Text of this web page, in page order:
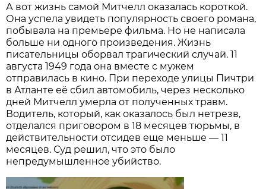
А вот жизнь самой Митчелл оказалась короткой.
Она успела увидеть популярность своего романа,
побывала на премьере фильма. Но не написала
больше ни одного произведения. Жизнь
писательницы оборвал трагический случай. 11
августа 1949 года она вместе с мужем
отправилась в кино. При переходе улицы Пичтри
в Атланте её сбил автомобиль, через несколько
дней Митчелл умерла от полученных травм.
Водитель, который, как оказалось был нетрезв,
отделался приговором в 18 месяцев тюрьмы, в
действительности отсидев еще меньше — 11
месяцев. Суд решил, что это было
непредумышленное убийство.